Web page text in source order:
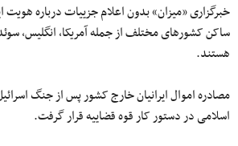
خبرگزاری «میزان» بدون اعلام جزییات درباره هویت
ساکن کشورهای مختلف از جمله آمریکا، انگلیس،
هستند.
مصادره اموال ایرانیان خارج کشور پس از جنگ
اسلامی در دستور کار قوه قضاییه قرار گرفت.